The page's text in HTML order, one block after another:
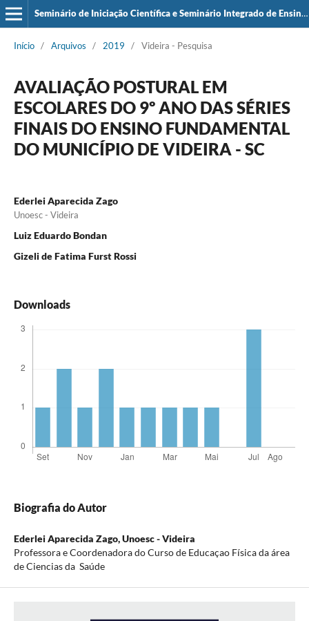
Seminário de Iniciação Científica e Seminário Integrado de Ensino, Pesquisa e Extensão (SIEPE)
Início / Arquivos / 2019 / Videira - Pesquisa
AVALIAÇÃO POSTURAL EM
ESCOLARES DO 9º ANO DAS SÉRIES
FINAIS DO ENSINO FUNDAMENTAL
DO MUNICÍPIO DE VIDEIRA - SC
Ederlei Aparecida Zago
Unoesc - Videira
Luiz Eduardo Bondan
Gizeli de Fatima Furst Rossi
Downloads
Biografia do Autor
Ederlei Aparecida Zago,Unoesc - Videira
Professora e Coordenadora do Curso de Educaçao Física da área
de Ciencias da Saúde